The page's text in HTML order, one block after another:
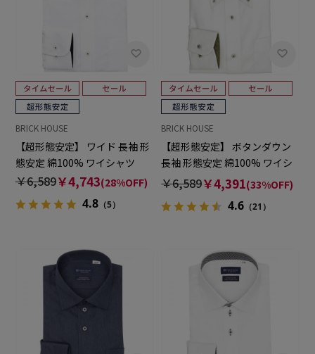
BRICK HOUSE
【超形態安定】 ワイド 長袖 形
態安定 綿100% ワイシャツ
￥6,589￥4,743(28%OFF)
4.8（5）
BRICK HOUSE
【超形態安定】 ボタンダウン
長袖 形態安定 綿100% ワイシ
ャツ
￥6,589￥4,391(33%OFF)
4.6 （21）